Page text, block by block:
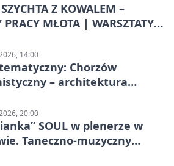
Z KOWALEM –
PRACY MŁOTA | WARSZTATY
14:00
Chorzów
– architektura
20:00
SOUL w plenerze w
Taneczno-muzyczny